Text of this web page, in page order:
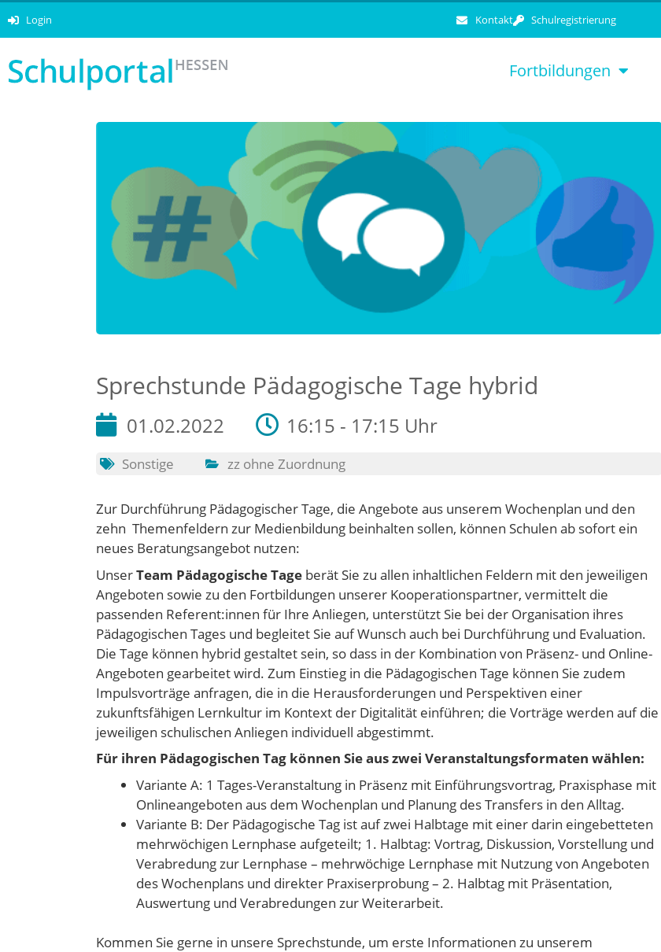
Login Kontakt Schulregistrierung
Fortbildungen
Sprechstunde Pädagogische Tage hybrid
01.02.2022 16:15 - 17:15 Uhr
Sonstige zz ohne Zuordnung
Zur Durchführung Pädagogischer Tage, die Angebote aus unserem Wochenplan und den
zehn Themenfeldern zur Medienbildung beinhalten sollen, können Schulen ab sofort ein
neues Beratungsangebot nutzen:
UnserTeam Pädagogische Tage berät Sie zu allen inhaltlichen Feldern mit den jeweiligen
Angeboten sowie zu den Fortbildungen unserer Kooperationspartner, vermittelt die
passenden Referent:innen für Ihre Anliegen, unterstützt Sie bei der Organisation ihres
Pädagogischen Tages und begleitet Sie auf Wunsch auch bei Durchführung und Evaluation.
Die Tage können hybrid gestaltet sein, so dass in der Kombination von Präsenz- und Online-
Angeboten gearbeitet wird. Zum Einstieg in die Pädagogischen Tage können Sie zudem
Impulsvorträge anfragen, die in die Herausforderungen und Perspektiven einer
zukunftsfähigen Lernkultur im Kontext der Digitalität einführen; die Vorträge werden auf die
jeweiligen schulischen Anliegen individuell abgestimmt.
Für ihren Pädagogischen Tag können Sie aus zwei Veranstaltungsformaten wählen:
Variante A: 1 Tages-Veranstaltung in Präsenz mit Einführungsvortrag, Praxisphase mit
Onlineangeboten aus dem Wochenplan und Planung des Transfers in den Alltag.
Variante B: Der Pädagogische Tag ist auf zwei Halbtage mit einer darin eingebetteten
mehrwöchigen Lernphase aufgeteilt; 1. Halbtag: Vortrag, Diskussion, Vorstellung und
Verabredung zur Lernphase – mehrwöchige Lernphase mit Nutzung von Angeboten
des Wochenplans und direkter Praxiserprobung – 2. Halbtag mit Präsentation,
Auswertung und Verabredungen zur Weiterarbeit.
Kommen Sie gerne in unsere Sprechstunde, um erste Informationen zu unserem